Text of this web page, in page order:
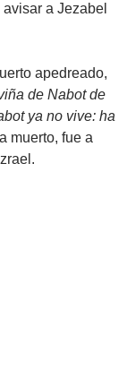
a Jezabel
apedreado,
de Nabot de
ya no vive: ha
muerto, fue a